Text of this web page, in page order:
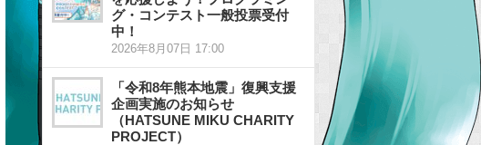
グ・コンテスト一般投票受付
中！
2026年8月07日 17:00
「令和8年熊本地震」復興支援
企画実施のお知らせ
（HATSUNE MIKU CHARITY
PROJECT）